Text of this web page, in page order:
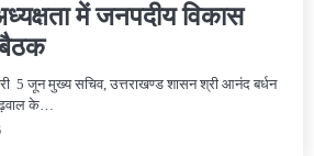
में जनपदीय विकास
बैठक
5 जून मुख्य सचिव, उत्तराखण्ड शासन श्री आनंद बर्धन
के…